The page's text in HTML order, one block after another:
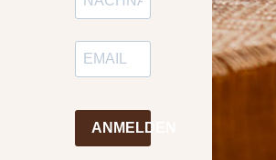
ANMELDEN